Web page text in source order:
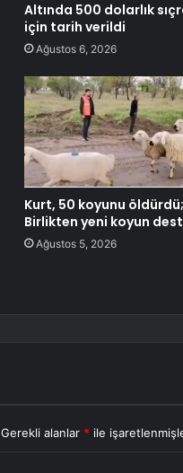
Altında 500 dolarlık
için tarih verildi
Ağustos 6, 2026
Kurt, 50 koyunu öldürdü;
Birlikten yeni koyun
Ağustos 5, 2026
Gerekli alanlar * ile